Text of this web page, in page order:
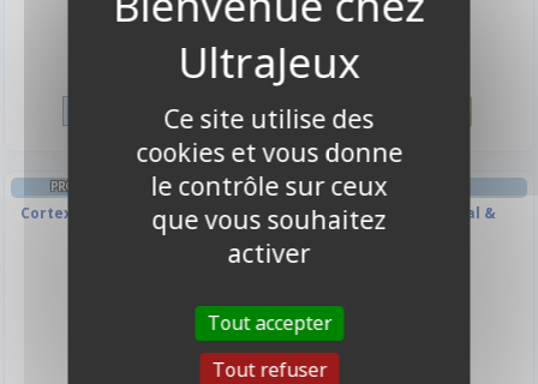
PROTÈGES CARTES FORMAT JAP
Cortex - 60 Japanese Sleeves -
Rouge Matte
JEU DE CARTES
Colt Express : Marshal &
Prisonniers
Ce site utilise des
cookies et vous donne
le contrôle sur ceux
que vous souhaitez
activer
Tout accepter
Tout refuser